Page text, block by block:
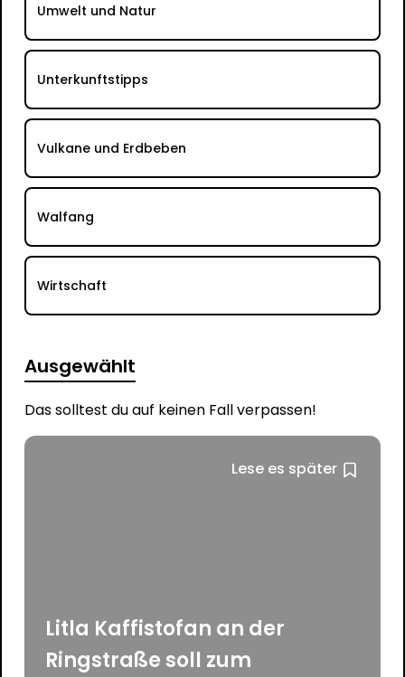
Umwelt und Natur
Unterkunftstipps
Vulkane und Erdbeben
Walfang
Wirtschaft
Ausgewählt
Das solltest du auf keinen Fall verpassen!
Lese es später
Litla Kaffistofan an der
Ringstraße soll zum